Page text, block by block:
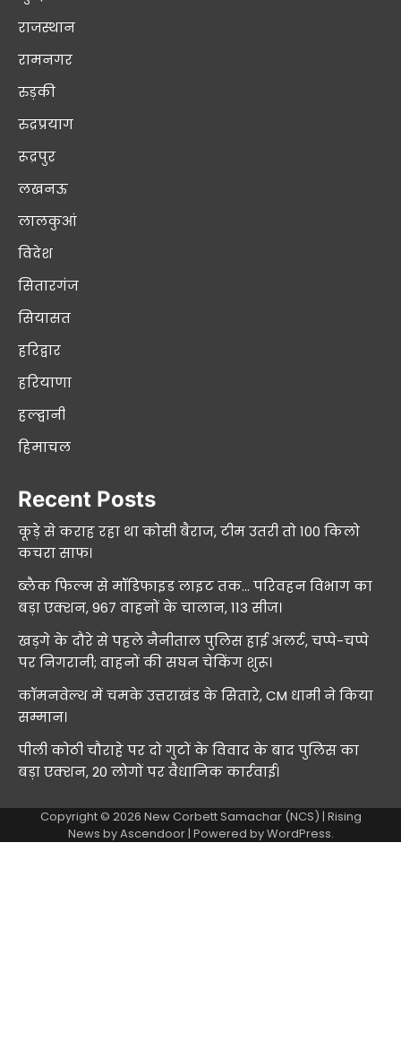
राजस्थान
रामनगर
रुड़की
रुद्रप्रयाग
रूद्रपुर
लखनऊ
लालकुआं
विदेश
सितारगंज
सियासत
हरिद्वार
हरियाणा
हल्द्वानी
हिमाचल
Recent Posts
कूड़े से कराह रहा था कोसी बैराज, टीम उतरी तो 100 किलो
कचरा साफ।
ब्लैक फिल्म से मॉडिफाइड लाइट तक… परिवहन विभाग का
बड़ा एक्शन, 967 वाहनों के चालान, 113 सीज।
खड़गे के दौरे से पहले नैनीताल पुलिस हाई अलर्ट, चप्पे-चप्पे
पर निगरानी; वाहनों की सघन चेकिंग शुरू।
कॉमनवेल्थ में चमके उत्तराखंड के सितारे, CM धामी ने किया
सम्मान।
पीली कोठी चौराहे पर दो गुटों के विवाद के बाद पुलिस का
बड़ा एक्शन, 20 लोगों पर वैधानिक कार्रवाई।
Copyright © 2026 New Corbett Samachar (NCS) | Rising
News byAscendoor| Powered byWordPress.